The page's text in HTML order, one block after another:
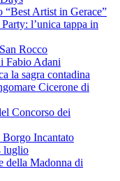
Artist in Gerace”
l’unica tappa in
Rocco
Fabio Adani
la sagra contadina
Cicerone di
Concorso dei
Incantato
luglio
della Madonna di